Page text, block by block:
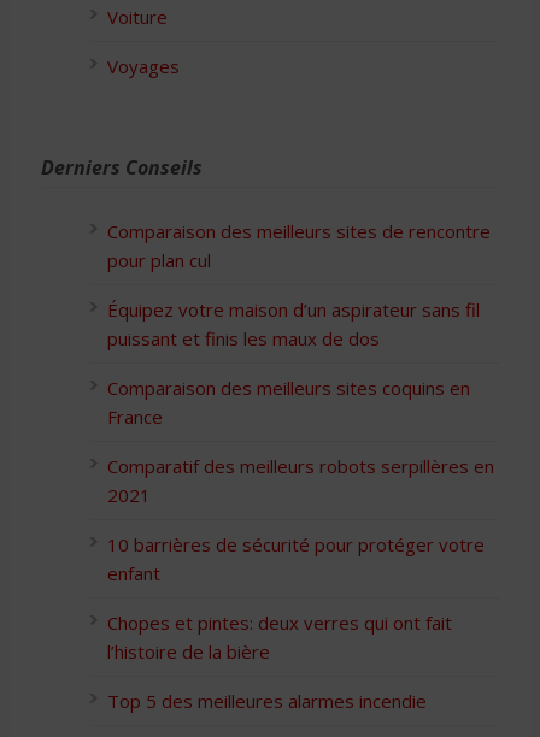
Voiture
Voyages
Derniers Conseils
Comparaison des meilleurs sites de rencontre
pour plan cul
Équipez votre maison d’un aspirateur sans fil
puissant et finis les maux de dos
Comparaison des meilleurs sites coquins en
France
Comparatif des meilleurs robots serpillères en
2021
10 barrières de sécurité pour protéger votre
enfant
Chopes et pintes: deux verres qui ont fait
l’histoire de la bière
Top 5 des meilleures alarmes incendie